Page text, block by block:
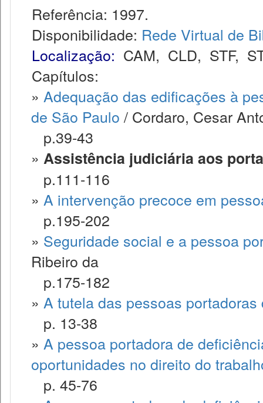
Referência: 1997.
Disponibilidade: Rede Virtual de
Localização: CAM, CLD, STF,
Capítulos:
» Adequação das edificações à
de São Paulo / Cordaro, Cesar
p.39-43
» Assistência judiciária aos
p.111-116
» A intervenção precoce em
p.195-202
» Seguridade social e a pessoa
Ribeiro da
p.175-182
» A tutela das pessoas
p. 13-38
» A pessoa portadora de
oportunidades no direito do
p. 45-76